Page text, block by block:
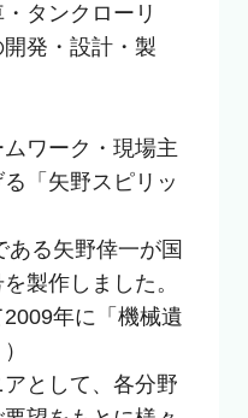
タンクローリ
発・設計・製
ワーク・現場主
「矢野スピリッ
ある矢野倖一が国
製作しました。
2009年に「機械遺
として、各分野